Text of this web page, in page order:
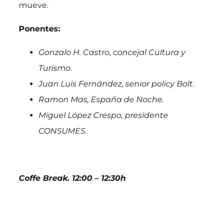
mueve.
Ponentes:
Gonzalo H. Castro, concejal Cultura y
Turismo.
Juan Luis Fernández, senior policy Bolt.
Ramon Mas, España de Noche.
Miguel López Crespo, presidente
CONSUMES.
Coffe Break. 12:00 – 12:30h